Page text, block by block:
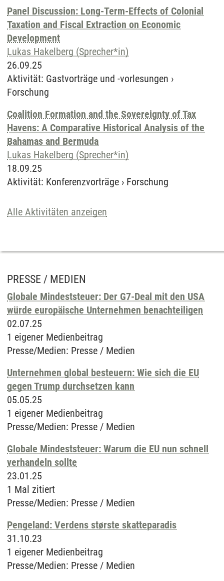
Panel Discussion: Long-Term-Effects of Colonial
Taxation and Fiscal Extraction on Economic
Development
Lukas Hakelberg (Sprecher*in)
26.09.25
Aktivität: Gastvorträge und -vorlesungen ›
Forschung
Coalition Formation and the Sovereignty of Tax
Havens: A Comparative Historical Analysis of the
Bahamas and Bermuda
Lukas Hakelberg (Sprecher*in)
18.09.25
Aktivität: Konferenzvorträge › Forschung
Alle Aktivitäten anzeigen
PRESSE / MEDIEN
Globale Mindeststeuer: Der G7-Deal mit den USA
würde europäische Unternehmen benachteiligen
02.07.25
1 eigener Medienbeitrag
Presse/Medien: Presse / Medien
Unternehmen global besteuern: Wie sich die EU
gegen Trump durchsetzen kann
05.05.25
1 eigener Medienbeitrag
Presse/Medien: Presse / Medien
Globale Mindeststeuer: Warum die EU nun schnell
verhandeln sollte
23.01.25
1 Mal zitiert
Presse/Medien: Presse / Medien
Pengeland: Verdens største skatteparadis
31.10.23
1 eigener Medienbeitrag
Presse/Medien: Presse / Medien